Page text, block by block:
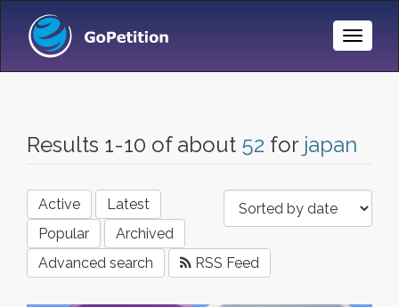
Toggle
Results 1-10 of about 52 for japan
Active
Latest
Popular
Archived
Advanced search
RSS Feed